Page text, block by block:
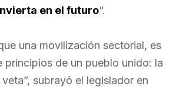
en el futuro“.
una movilización sectorial, es
principios de un pueblo unido: la
subrayó el legislador en